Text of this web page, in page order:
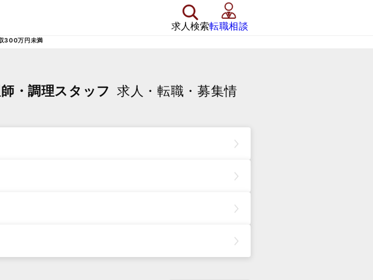
求人検索転職相談
300万円未満
・調理スタッフ 求人・転職・募集情